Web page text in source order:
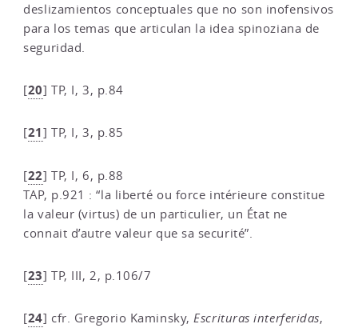
deslizamientos conceptuales que no son inofensivos
para los temas que articulan la idea spinoziana de
seguridad.
[20]TP, I, 3, p.84
[21]TP, I, 3, p.85
[22]TP, I, 6, p.88
TAP, p.921 : “la liberté ou force intérieure constitue
la valeur (virtus) de un particulier, un État ne
connait d’autre valeur que sa securité”.
[23]TP, III, 2, p.106/7
[24] cfr. Gregorio Kaminsky,Escrituras interferidas,